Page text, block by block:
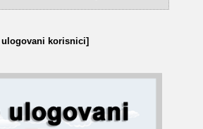
korisnici]